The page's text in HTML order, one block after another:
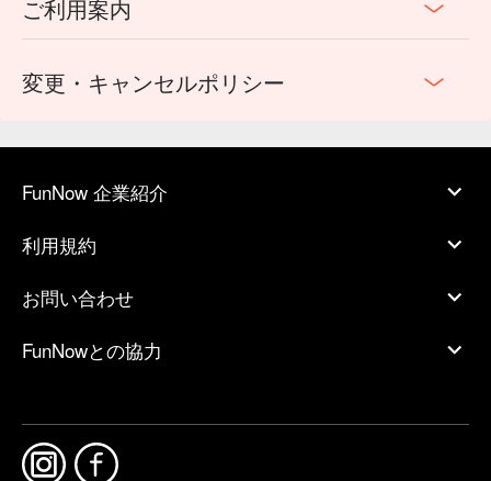
ご利用案内
変更・キャンセルポリシー
FunNow 企業紹介
利用規約
お問い合わせ
FunNowとの協力